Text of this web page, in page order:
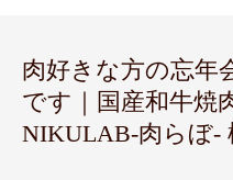
肉好きな方の忘年
です｜国産和牛焼
NIKULAB-肉らぼ-